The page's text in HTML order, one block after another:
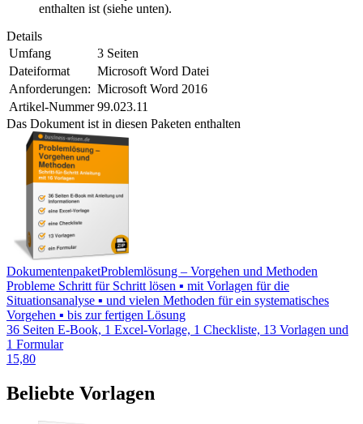
enthalten ist (siehe unten).
Details
Umfang
3 Seiten
Dateiformat
Microsoft Word Datei
Anforderungen: Microsoft Word 2016
Artikel-Nummer 99.023.11
Das Dokument ist in diesen Paketen enthalten
DokumentenpaketProblemlösung – Vorgehen und Methoden
Probleme Schritt für Schritt lösen ▪ mit Vorlagen für die
Situationsanalyse ▪ und vielen Methoden für ein systematisches
Vorgehen ▪ bis zur fertigen Lösung
36 Seiten E-Book, 1 Excel-Vorlage, 1 Checkliste, 13 Vorlagen und
1 Formular
15,80
Beliebte Vorlagen